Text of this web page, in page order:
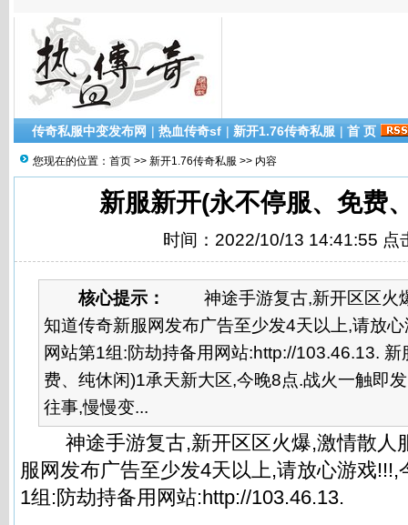
传奇私服中变发布网 | 热血传奇sf | 新开1.76传奇私服 | 首 页
您现在的位置： 首页 >> 新开1.76传奇私服 >> 内容
新服新开(永不停服、免费
时间：2022/10/13 14:41:55 点
核心提示：
神途手游复古,新开区区火
知道传奇新服网发布广告至少发4天以上,请放
网站第1组:防劫持备用网站:http://103.46.13.
费、纯休闲)1承天新大区,今晚8点.战火一触即
往事,慢慢变...
神途手游复古,新开区区火爆,激情散人
服网发布广告至少发4天以上,请放心游戏!!!,
1组:防劫持备用网站:http://103.46.13.